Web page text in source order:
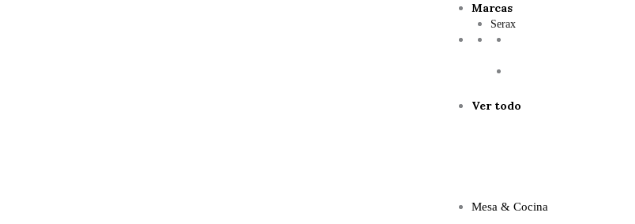
Marcas
Serax
Ver todo
Mesa & Cocina